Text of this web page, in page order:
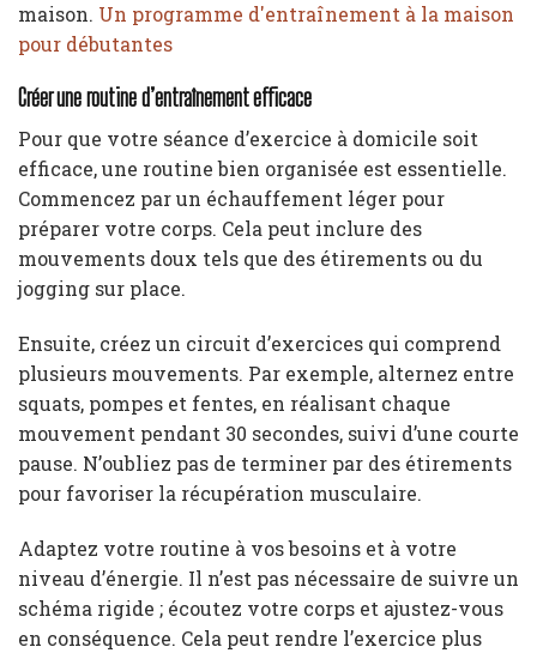
maison. Un programme d'entraînement à la maison
pour débutantes
Créer une routine d’entraînement efficace
Pour que votre séance d’exercice à domicile soit
efficace, une routine bien organisée est essentielle.
Commencez par un échauffement léger pour
préparer votre corps. Cela peut inclure des
mouvements doux tels que des étirements ou du
jogging sur place.
Ensuite, créez un circuit d’exercices qui comprend
plusieurs mouvements. Par exemple, alternez entre
squats, pompes et fentes, en réalisant chaque
mouvement pendant 30 secondes, suivi d’une courte
pause. N’oubliez pas de terminer par des étirements
pour favoriser la récupération musculaire.
Adaptez votre routine à vos besoins et à votre
niveau d’énergie. Il n’est pas nécessaire de suivre un
schéma rigide ; écoutez votre corps et ajustez-vous
en conséquence. Cela peut rendre l’exercice plus